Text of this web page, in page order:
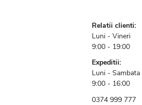
Relatii clienti:
Luni - Vineri
9:00 - 19:00
Expeditii:
Luni - Sambata
9:00 - 16:00
0374 999 777